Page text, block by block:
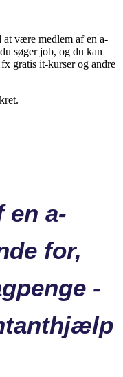
at være medlem af en a-
søger job, og du kan
gratis it-kurser og andre
en a-
for,
-